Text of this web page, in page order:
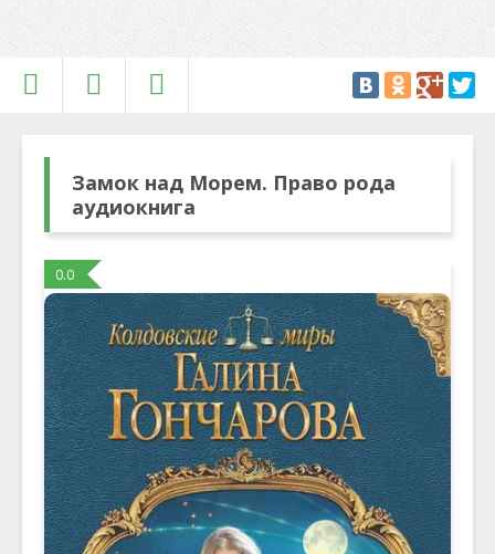
Замок над Морем. Право рода
аудиокнига
0.0